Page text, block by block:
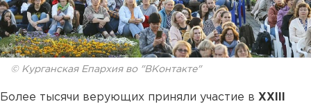
© Курганская Епархия во "ВКонтакте"
Более тысячи верующих приняли участие в XXIII